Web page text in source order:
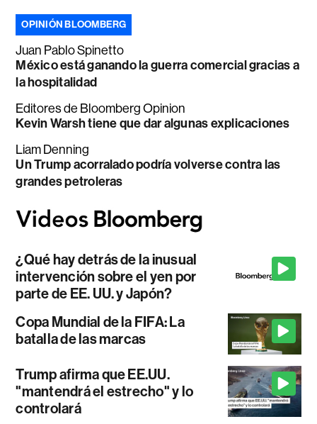
OPINIÓN BLOOMBERG
Juan Pablo Spinetto
México está ganando la guerra comercial gracias a
la hospitalidad
Editores de Bloomberg Opinion
Kevin Warsh tiene que dar algunas explicaciones
Liam Denning
Un Trump acorralado podría volverse contra las
grandes petroleras
¿Qué hay detrás de la inusual
intervención sobre el yen por
parte de EE. UU. y Japón?
Copa Mundial de la FIFA: La
batalla de las marcas
Trump afirma que EE.UU.
"mantendrá el estrecho" y lo
controlará